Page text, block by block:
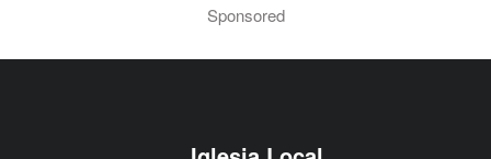
Sponsored